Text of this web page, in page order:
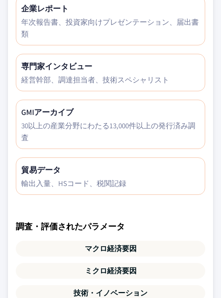
企業レポート
年次報告書、投資家向けプレゼンテーション、届出書
類
専門家インタビュー
経営幹部、調達担当者、技術スペシャリスト
GMIアーカイブ
30以上の産業分野にわたる13,000件以上の発行済み調
査
貿易データ
輸出入量、HSコード、税関記録
調査・評価されたパラメータ
マクロ経済要因
ミクロ経済要因
技術・イノベーション